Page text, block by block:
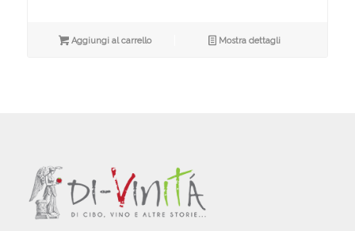
Aggiungi al carrello Mostra dettagli